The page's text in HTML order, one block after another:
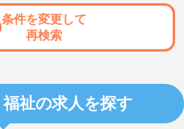
条件を変更して
再検索
祉の求人を探す